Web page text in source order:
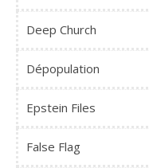
Deep Church
Dépopulation
Epstein Files
False Flag